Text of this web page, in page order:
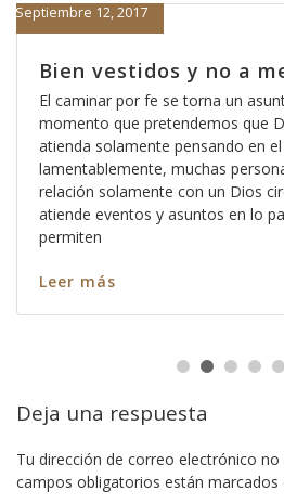
Bien vestidos y no a
Septiembre 12, 2017
El caminar por fe se torna un
momento que pretendemos que
atienda solamente pensando en
lamentablemente, muchas
relación solamente con un Dios
atiende eventos y asuntos en lo
permiten
Leer más
Deja una respuesta
Tu dirección de correo electrónico no
campos obligatorios están marcados